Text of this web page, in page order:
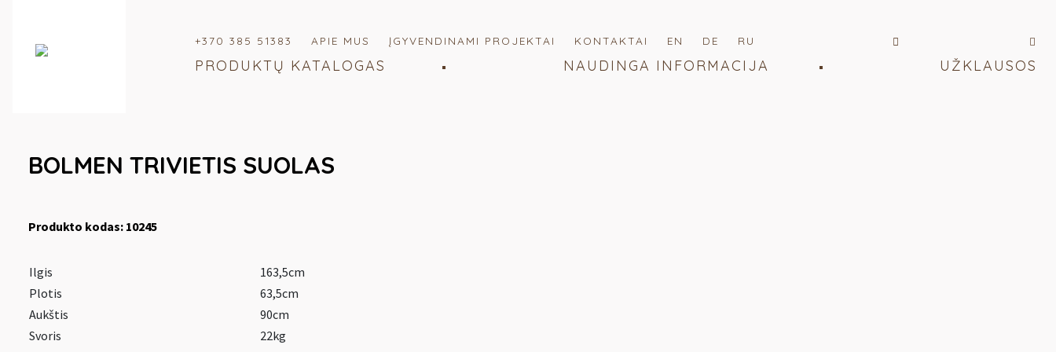
+370 385 51383 APIE MUS ĮGYVENDINAMI PROJEKTAI KONTAKTAI EN DE RU
PRODUKTŲ KATALOGAS NAUDINGA INFORMACIJA UŽKLAUSOS
BOLMEN TRIVIETIS SUOLAS
Produkto kodas: 10245
Ilgis
163,5cm
Plotis
63,5cm
Aukštis
90cm
Svoris
22kg